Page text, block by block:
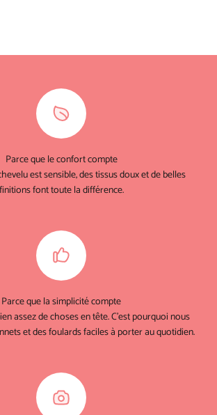
Parce que le confort compte
est sensible, des tissus doux et de belles
finitions font toute la différence.
Parce que la simplicité compte
assez de choses en tête. C'est pourquoi nous
et des foulards faciles à porter au quotidien.